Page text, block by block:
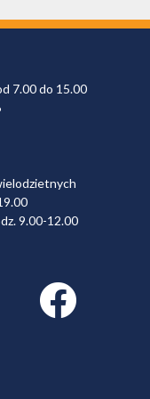
7.00 do 15.00
9.00-12.00
Facebook link